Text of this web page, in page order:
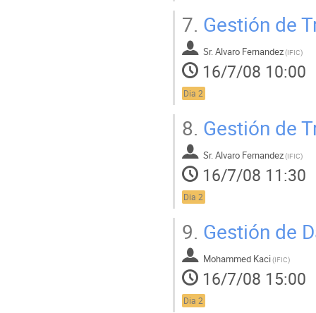
7. Gestión de
Sr.Alvaro Fernandez(IFIC)
16/7/08 10:00
Dia 2
8. Gestión de
Sr.Alvaro Fernandez(IFIC)
16/7/08 11:30
Dia 2
9. Gestión de
Mohammed Kaci(IFIC)
16/7/08 15:00
Dia 2